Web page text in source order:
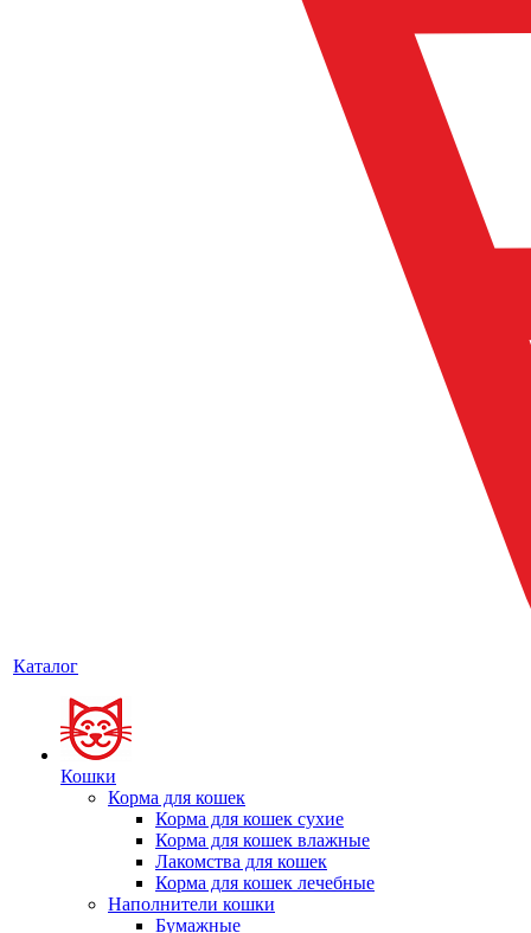
Каталог
Кошки
Корма для кошек
Корма для кошек сухие
Корма для кошек влажные
Лакомства для кошек
Корма для кошек лечебные
Наполнители кошки
Бумажные